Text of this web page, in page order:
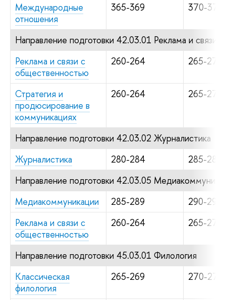
Международные
отношения
365-369 370-379
Направление подготовки 42.03.01 Реклама и связи
Реклама и связи с
общественностью
260-264 265-274
Стратегия и
продюсирование в
коммуникациях
260-264 265-274
Направление подготовки 42.03.02 Журналистика
Журналистика
280-284
285-289
Направление подготовки 42.03.05
Медиакоммуникации
285-289
290-294
Реклама и связи с
общественностью
260-264 265-274
Направление подготовки 45.03.01 Филология
Классическая
филология
265-269 270-279